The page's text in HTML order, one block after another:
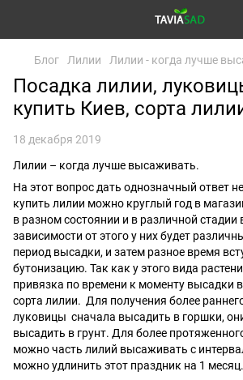
Блог Лилии Лилии - когда лучше
Посадка лилии,
купить Киев, сорта
18 декабря 2019
Лилии – когда лучше высаживать.
На этот вопрос дать однозначный ответ
купить лилии можно круглый год в
в разном состоянии и в различной стадии
зависимости от этого у них будет
период высадки, и затем разное время
бутонизацию. Так как у этого вида
привязка по времени к моменту высадки
сорта лилии. Для получения более
луковицы сначала высадить в горшки,
высадить в грунт. Для более
можно часть лилий высаживать с
можно удлинить этот праздник на 1 месяц.